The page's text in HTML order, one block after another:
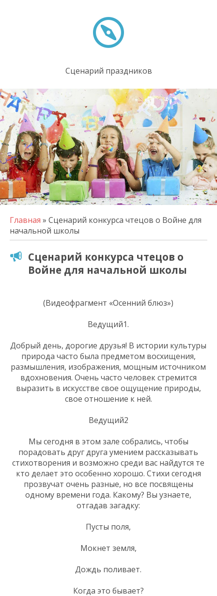
Сценарий праздников
Главная » Сценарий конкурса чтецов о Войне для
начальной школы
Сценарий конкурса чтецов о
Войне для начальной школы
(Видеофрагмент «Осенний блюз»)
Ведущий1.
Добрый день, дорогие друзья! В истории культуры
природа часто была предметом восхищения,
размышления, изображения, мощным источником
вдохновения. Очень часто человек стремится
выразить в искусстве свое ощущение природы,
свое отношение к ней.
Ведущий2
Мы сегодня в этом зале собрались, чтобы
порадовать друг друга умением рассказывать
стихотворения и возможно среди вас найдутся те
кто делает это особенно хорошо. Стихи сегодня
прозвучат очень разные, но все посвящены
одному времени года. Какому? Вы узнаете,
отгадав загадку:
Пусты поля,
Мокнет земля,
Дождь поливает.
Когда это бывает?